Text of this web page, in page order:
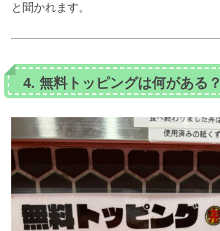
と聞かれます。
4. 無料トッピングは何がある？